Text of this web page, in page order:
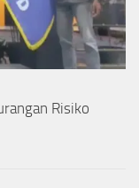
Risiko